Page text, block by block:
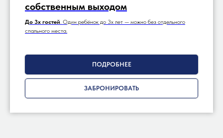
собственным выходом
До 3х гостей. Один ребёнок до 3х лет — можно без отдельного
спального места.
ПОДРОБНЕЕ
ЗАБРОНИРОВАТЬ